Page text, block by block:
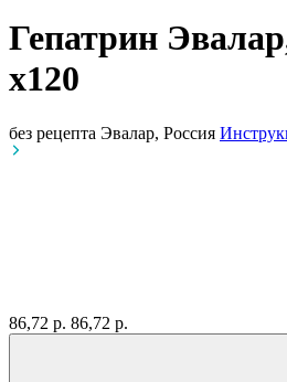
Гепатрин
x120
без рецепта Эвалар, Россия
86,72 р. 86,72 р.